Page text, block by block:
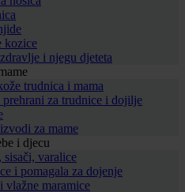
kozice
i njegu djeteta
trudnica i mama
prehrani za trudnice i dojilje
za mame
i djecu
sisači, varalice
i pomagala za dojenje
vlažne maramice